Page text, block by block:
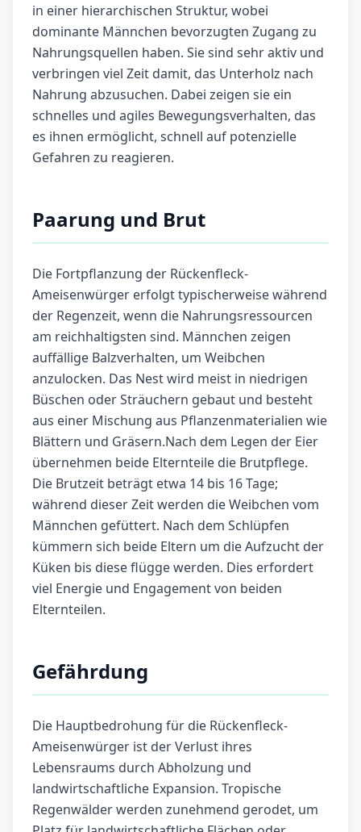
in einer hierarchischen Struktur, wobei
dominante Männchen bevorzugten Zugang zu
Nahrungsquellen haben. Sie sind sehr aktiv und
verbringen viel Zeit damit, das Unterholz nach
Nahrung abzusuchen. Dabei zeigen sie ein
schnelles und agiles Bewegungsverhalten, das
es ihnen ermöglicht, schnell auf potenzielle
Gefahren zu reagieren.
Paarung und Brut
Die Fortpflanzung der Rückenfleck-
Ameisenwürger erfolgt typischerweise während
der Regenzeit, wenn die Nahrungsressourcen
am reichhaltigsten sind. Männchen zeigen
auffällige Balzverhalten, um Weibchen
anzulocken. Das Nest wird meist in niedrigen
Büschen oder Sträuchern gebaut und besteht
aus einer Mischung aus Pflanzenmaterialien wie
Blättern und Gräsern.Nach dem Legen der Eier
übernehmen beide Elternteile die Brutpflege.
Die Brutzeit beträgt etwa 14 bis 16 Tage;
während dieser Zeit werden die Weibchen vom
Männchen gefüttert. Nach dem Schlüpfen
kümmern sich beide Eltern um die Aufzucht der
Küken bis diese flügge werden. Dies erfordert
viel Energie und Engagement von beiden
Elternteilen.
Gefährdung
Die Hauptbedrohung für die Rückenfleck-
Ameisenwürger ist der Verlust ihres
Lebensraums durch Abholzung und
landwirtschaftliche Expansion. Tropische
Regenwälder werden zunehmend gerodet, um